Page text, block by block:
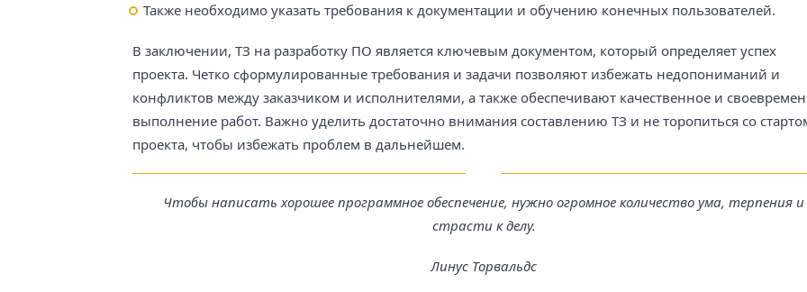
Также необходимо указать требования к документации и обучению конечных пользователей.
В заключении, ТЗ на разработку ПО является ключевым документом, который определяет успех
проекта. Четко сформулированные требования и задачи позволяют избежать недопониманий и
конфликтов между заказчиком и исполнителями, а также обеспечивают качественное и
выполнение работ. Важно уделить достаточно внимания составлению ТЗ и не торопиться со
проекта, чтобы избежать проблем в дальнейшем.
Чтобы написать хорошее программное обеспечение, нужно огромное количество ума, терпения и
страсти к делу.
Линус Торвальдс